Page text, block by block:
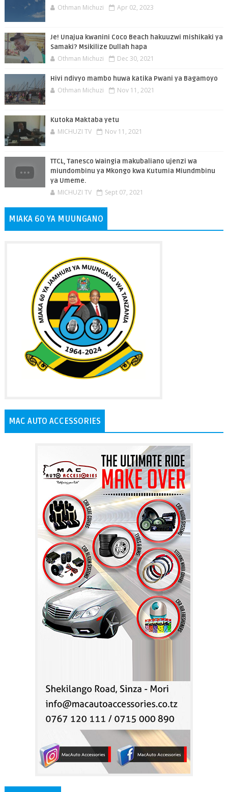
Othman Michuzi Apr 02, 2023
Je! Unajua kwanini Coco Beach hakuuzwi mishikaki ya
Samaki? Msikilize Dullah hapa
Othman Michuzi Dec 30, 2021
Hivi ndivyo mambo huwa katika Pwani ya Bagamoyo
Othman Michuzi Nov 11, 2021
Kutoka Maktaba yetu
MICHUZI TV Nov 11, 2021
TTCL, Tanesco Waingia makubaliano ujenzi wa
miundombinu ya Mkongo kwa Kutumia Miundmbinu
ya Umeme.
MICHUZI TV Sept 07, 2021
MIAKA 60 YA MUUNGANO
MAC AUTO ACCESSORIES